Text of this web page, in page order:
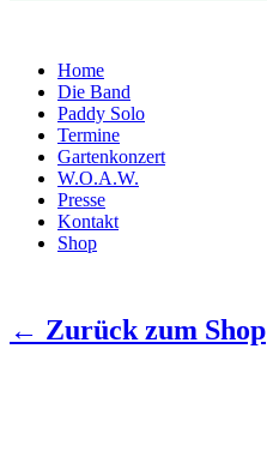
Home
Die Band
Paddy Solo
Termine
Gartenkonzert
W.O.A.W.
Presse
Kontakt
Shop
← Zurück zum Shop